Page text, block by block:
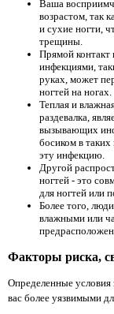
Ваша
возрастом, так
и сухие ногти,
трещины.
Прямой
инфекциями,
руках, может
ногтей на ногах.
Теплая и
раздевалка,
вызывающих
босиком в
эту инфекцию.
Другой
ногтей - это
для ногтей или
Более того,
влажными или
Факторы риска,
Определенные условия
вас более уязвимыми